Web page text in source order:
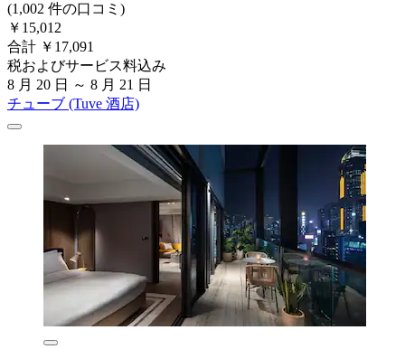
(1,002 件の口コミ)
￥15,012
合計 ￥17,091
税およびサービス料込み
8 月 20 日 ～ 8 月 21 日
チューブ (Tuve 酒店)